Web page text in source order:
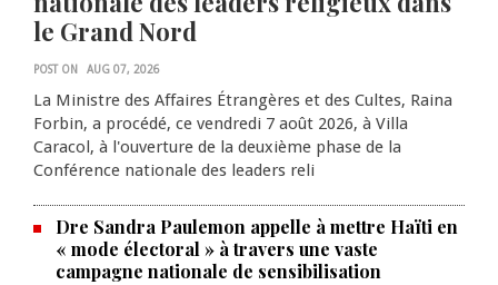
le Grand Nord
POST ON AUG 07, 2026
La Ministre des Affaires Étrangères et des Cultes, Raina
Forbin, a procédé, ce vendredi 7 août 2026, à Villa
Caracol, à l'ouverture de la deuxième phase de la
Conférence nationale des leaders reli
Dre Sandra Paulemon appelle à mettre Haïti en
« mode électoral » à travers une vaste
campagne nationale de sensibilisation